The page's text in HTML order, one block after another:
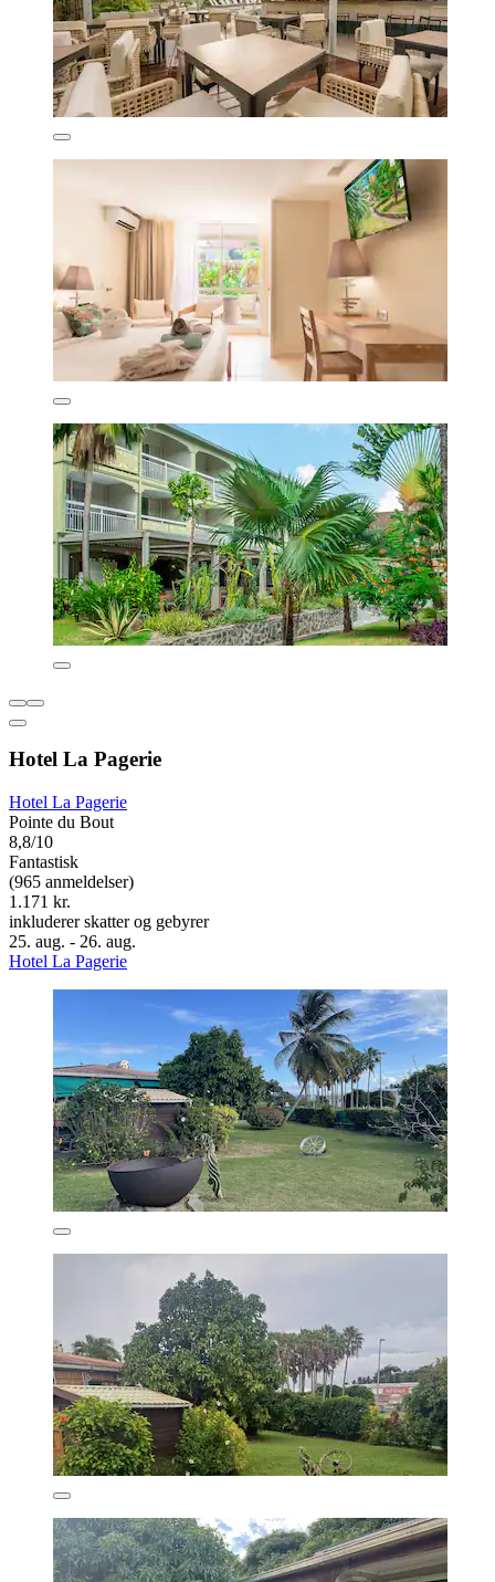
Hotel La Pagerie
Hotel La Pagerie
Pointe du Bout
8,8/10
Fantastisk
(965 anmeldelser)
1.171 kr.
inkluderer skatter og gebyrer
25. aug. - 26. aug.
Hotel La Pagerie